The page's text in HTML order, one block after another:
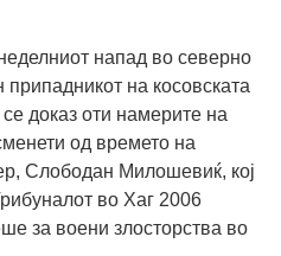
напад во северно
на косовската
доказ оти намерите на
од времето на
Слободан Милошевиќ, кој
во Хаг 2006
за воени злосторства во